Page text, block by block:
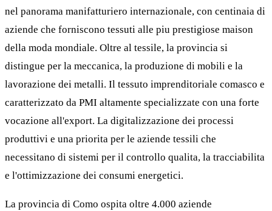
nel panorama manifatturiero internazionale, con centinaia di
aziende che forniscono tessuti alle piu prestigiose maison
della moda mondiale. Oltre al tessile, la provincia si
distingue per la meccanica, la produzione di mobili e la
lavorazione dei metalli. Il tessuto imprenditoriale comasco e
caratterizzato da PMI altamente specializzate con una forte
vocazione all'export. La digitalizzazione dei processi
produttivi e una priorita per le aziende tessili che
necessitano di sistemi per il controllo qualita, la tracciabilita
e l'ottimizzazione dei consumi energetici.
La provincia di Como ospita oltre 4.000 aziende